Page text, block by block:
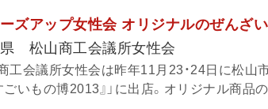
ズアップ女性会 オリジナルのぜんざ
松山商工会議所女性会
工会議所女性会は昨年11月23・24日に松山
ごいもの博2013』」に出店。オリジナル商品